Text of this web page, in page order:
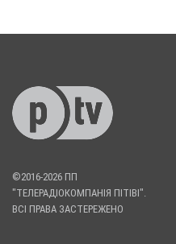
©2016-2026 ПП
"ТЕЛЕРАДІОКОМПАНІЯ ПІТІВІ".
ВСІ ПРАВА ЗАСТЕРЕЖЕНО